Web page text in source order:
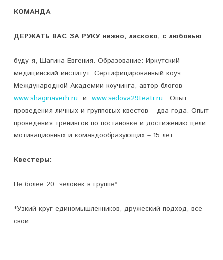
КОМАНДА
ДЕРЖАТЬ ВАС ЗА РУКУ нежно, ласково, с любовью
буду я, Шагина Евгения. Образование: Иркутский
медицинский институт, Сертифицированный коуч
Международной Академии коучинга, автор блогов
www.shaginaverh.ru и www.sedova29teatr.ru . Опыт
проведения личных и групповых квестов – два года. Опыт
проведения тренингов по постановке и достижению цели,
мотивационных и командообразующих – 15 лет.
Квестеры:
Не более 20 человек в группе*
*Узкий круг единомышленников, дружеский подход, все
свои.